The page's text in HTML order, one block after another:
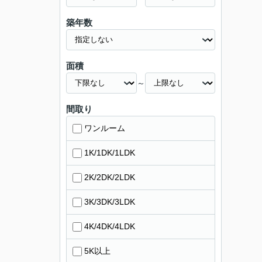
築年数
面積
～
間取り
ワンルーム
1K/1DK/1LDK
2K/2DK/2LDK
3K/3DK/3LDK
4K/4DK/4LDK
5K以上